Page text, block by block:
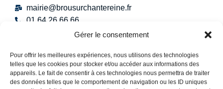
Gérer le consentement
Pour offrir les meilleures expériences, nous utilisons des technologies
telles que les cookies pour stocker et/ou accéder aux informations des
appareils. Le fait de consentir à ces technologies nous permettra de traiter
des données telles que le comportement de navigation ou les ID uniques
mairie@brousurchantereine.fr
01 64 26 66 66
Lundi :8h30 – 12h
Mardi :8h30 – 12h / 13h30 – 17h30
Mercredi :8h30 -12h30